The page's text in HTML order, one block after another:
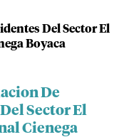
Del Sector El
Boyaca
De
Sector El
Cienega